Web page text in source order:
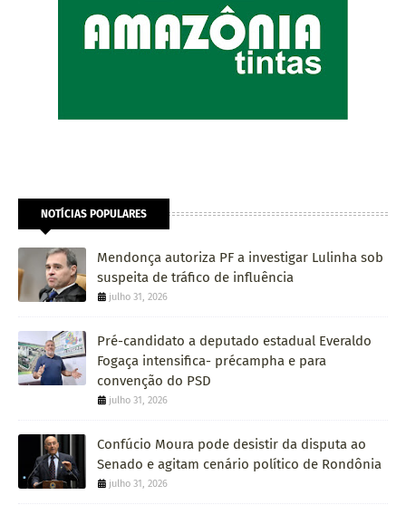
NOTÍCIAS POPULARES
Mendonça autoriza PF a investigar Lulinha sob
suspeita de tráfico de influência
julho 31, 2026
Pré-candidato a deputado estadual Everaldo
Fogaça intensifica- précampha e para
convenção do PSD
julho 31, 2026
Confúcio Moura pode desistir da disputa ao
Senado e agitam cenário político de Rondônia
julho 31, 2026